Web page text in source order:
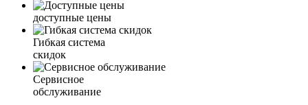
доступные цены
Гибкая система
скидок
Сервисное
обслуживание